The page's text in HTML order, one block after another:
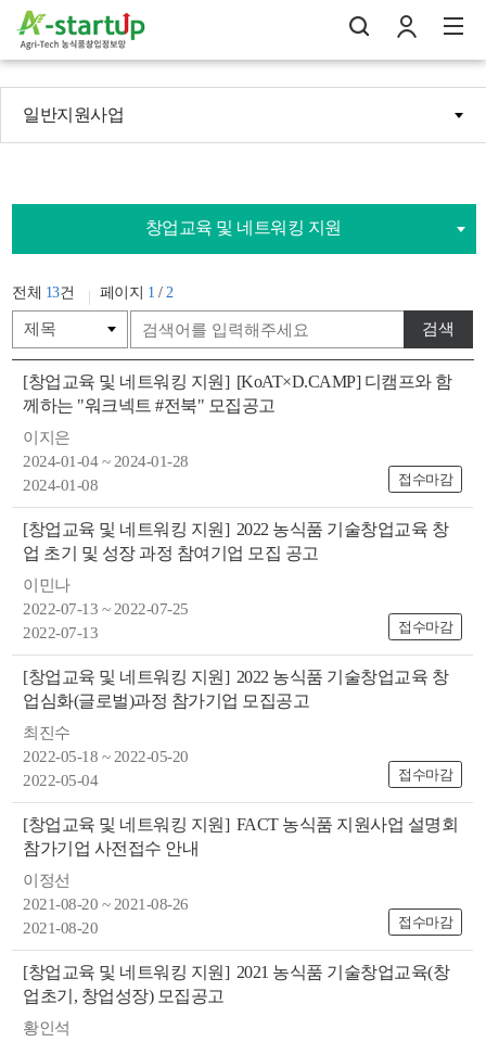
창
그
인
체
메
일반지원사업
창업교육 및 네트워킹 지원
전체 13건 페이지 1 / 2
검색
[창업교육 및 네트워킹 지원] [KoAT×D.CAMP] 디캠프와 함
께하는 "워크넥트 #전북" 모집공고
이지은
2024-01-04 ~ 2024-01-28
2024-01-08
접수마감
[창업교육 및 네트워킹 지원] 2022 농식품 기술창업교육 창
업 초기 및 성장 과정 참여기업 모집 공고
이민나
2022-07-13 ~ 2022-07-25
2022-07-13
접수마감
[창업교육 및 네트워킹 지원] 2022 농식품 기술창업교육 창
업심화(글로벌)과정 참가기업 모집공고
최진수
2022-05-18 ~ 2022-05-20
2022-05-04
접수마감
[창업교육 및 네트워킹 지원] FACT 농식품 지원사업 설명회
참가기업 사전접수 안내
이정선
2021-08-20 ~ 2021-08-26
2021-08-20
접수마감
[창업교육 및 네트워킹 지원] 2021 농식품 기술창업교육(창
업초기, 창업성장) 모집공고
황인석